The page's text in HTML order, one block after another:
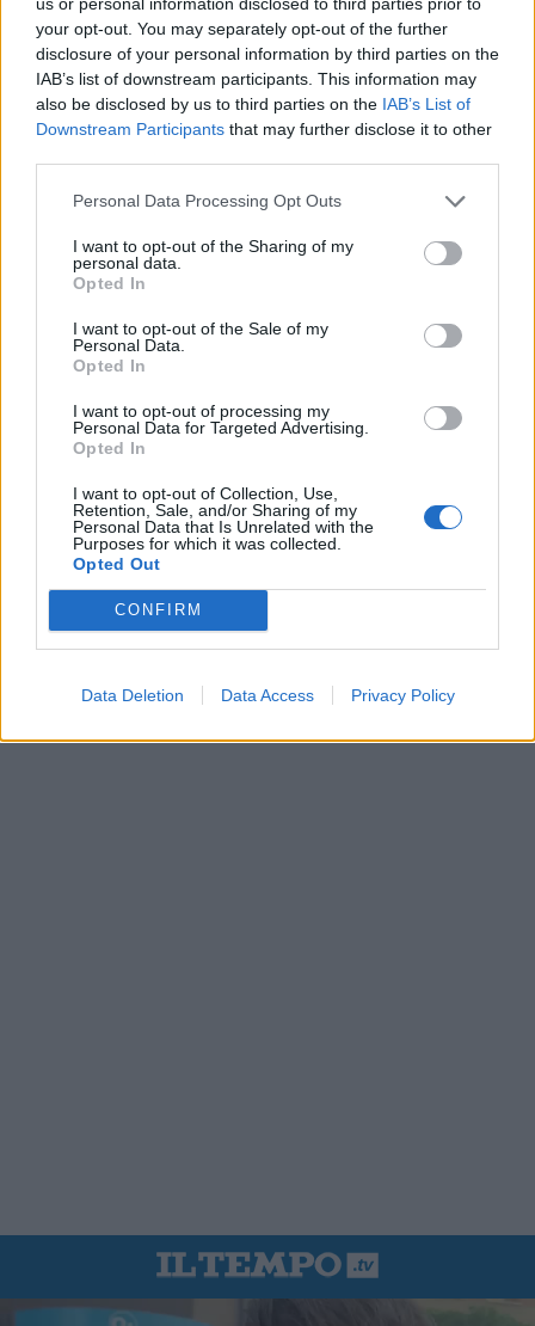
your opt-out. You may separately opt-out of the further
disclosure of your personal information by third parties on the
IAB’s list of downstream participants. This information may
also be disclosed by us to third parties on the IAB’s List of
Downstream Participants that may further disclose it to other
Personal Data Processing Opt Outs
I want to opt-out of the Sharing of my
personal data.
Opted In
I want to opt-out of the Sale of my
Personal Data.
Opted In
I want to opt-out of processing my
Personal Data for Targeted Advertising.
Opted In
I want to opt-out of Collection, Use,
Retention, Sale, and/or Sharing of my
Personal Data that Is Unrelated with the
Purposes for which it was collected.
Opted Out
CONFIRM
Data Deletion Data Access Privacy Policy
In evidenza